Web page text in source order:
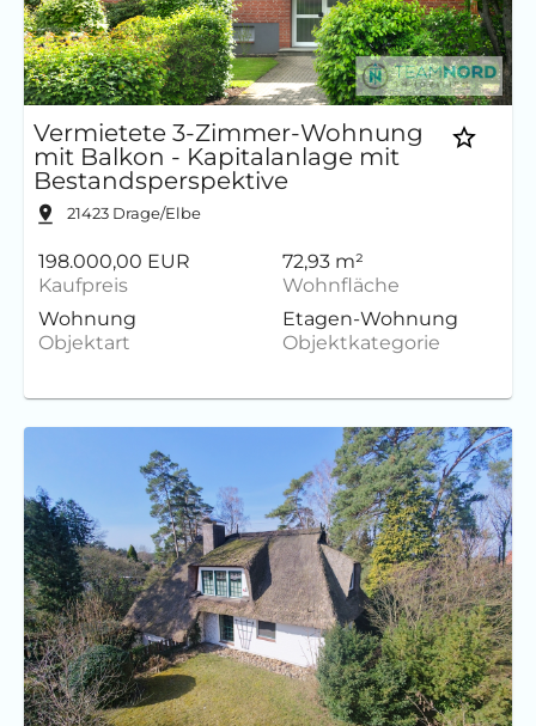
Vermietete 3-Zimmer-Wohnung
mit Balkon - Kapitalanlage mit
Bestandsperspektive
21423 Drage/Elbe
198.000,00 EUR
Kaufpreis
72,93 m²
Wohnfläche
Wohnung
Objektart
Etagen-Wohnung
Objektkategorie